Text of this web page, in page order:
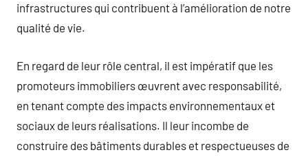
infrastructures qui contribuent à l’amélioration de notre
qualité de vie.
En regard de leur rôle central, il est impératif que les
promoteurs immobiliers œuvrent avec responsabilité,
en tenant compte des impacts environnementaux et
sociaux de leurs réalisations. Il leur incombe de
construire des bâtiments durables et respectueuses de